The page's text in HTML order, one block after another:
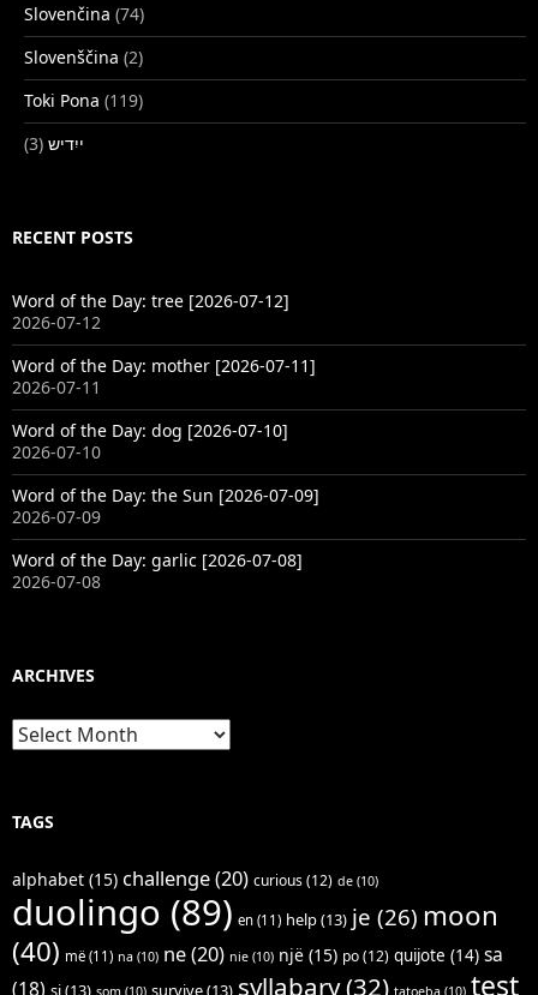
Slovenčina (74)
Slovenščina (2)
Toki Pona (119)
ייִדיש (3)
RECENT POSTS
Word of the Day: tree [2026-07-12]
2026-07-12
Word of the Day: mother [2026-07-11]
2026-07-11
Word of the Day: dog [2026-07-10]
2026-07-10
Word of the Day: the Sun [2026-07-09]
2026-07-09
Word of the Day: garlic [2026-07-08]
2026-07-08
ARCHIVES
Archives
TAGS
alphabet (15) challenge(20) curious(12) de (10)
duolingo (89) en (11) help(13) je (26) moon
(40) më (11) na (10) ne(20) nie (10) një (15) po(12) quijote (14) sa
(18) si(13) som (10) survive(13) syllabary(32) tatoeba (10) test